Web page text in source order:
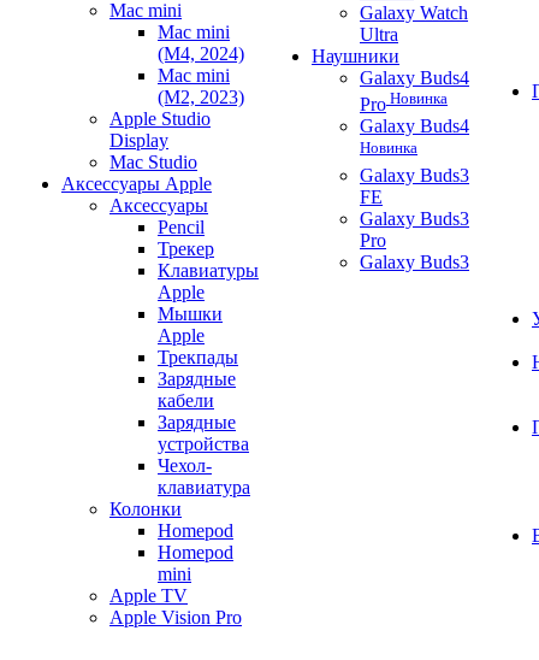
Mac mini
Mac mini
(M4, 2024)
Mac mini
(M2, 2023)
Apple Studio
Display
Mac Studio
Аксессуары Apple
Аксессуары
Pencil
Трекер
Клавиатуры
Apple
Мышки
Apple
Трекпады
Зарядные
кабели
Зарядные
устройства
Чехол-
клавиатура
Колонки
Homepod
Homepod
mini
Apple TV
Apple Vision Pro
Galaxy Watch
Ultra
Наушники
Galaxy Buds4
Pro Новинка
Galaxy Buds4
Новинка
Galaxy Buds3
FE
Galaxy Buds3
Pro
Galaxy Buds3